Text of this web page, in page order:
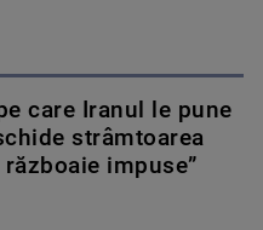
care Iranul le pune
strâmtoarea
impuse”